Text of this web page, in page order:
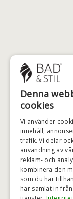
Denna
cookies
Vi använder
innehåll,
trafik. Vi delar
användning av
reklam- och
kombinera den
som du har
har samlat in